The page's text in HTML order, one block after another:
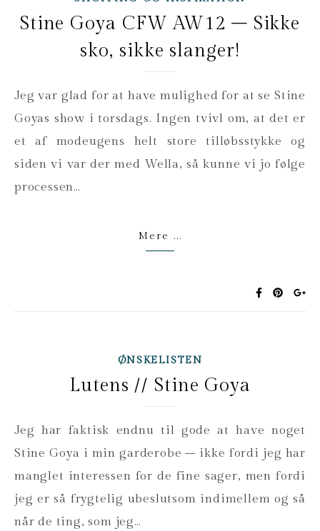
Stine Goya CFW AW12 – Sikke
sko, sikke slanger!
Jeg var glad for at have mulighed for at se Stine
Goyas show i torsdags. Ingen tvivl om, at det er
et af modeugens helt store tilløbsstykke og
siden vi var der med Wella, så kunne vi jo følge
processen…
Mere ...
ØNSKELISTEN
Lutens // Stine Goya
Jeg har faktisk endnu til gode at have noget
Stine Goya i min garderobe – ikke fordi jeg har
manglet interessen for de fine sager, men fordi
jeg er så frygtelig ubeslutsom indimellem og så
når de ting, som jeg…